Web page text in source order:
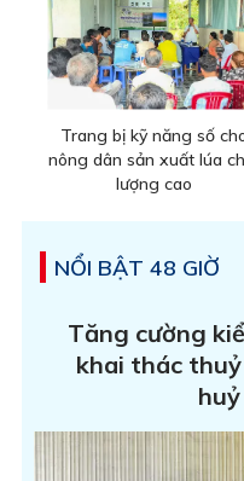
Trang bị kỹ năng số
nông dân sản xuất lúa
lượng cao
NỔI BẬT 48 GIỜ
Tăng cường
khai thác